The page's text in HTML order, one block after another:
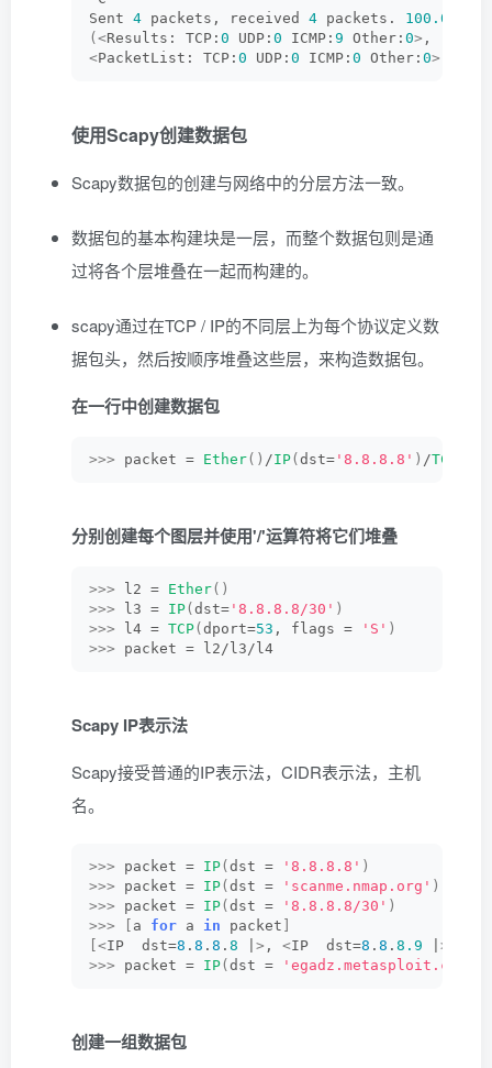
Sent 4 packets, received 4 packets. 100.0
(<Results: TCP: 0 UDP: 0 ICMP: 9 Other: 0> ,
<PacketList: TCP: 0 UDP: 0 ICMP: 0 Other: 0>)
使用Scapy创建数据包
Scapy数据包的创建与网络中的分层方法一致。
数据包的基本构建块是一层，而整个数据包则是通
过将各个层堆叠在一起而构建的。
scapy通过在TCP / IP的不同层上为每个协议定义数
据包头，然后按顺序堆叠这些层，来构造数据包。
在一行中创建数据包
>>> packet = Ether() /IP(dst= '8.8.8.8' ) /TCP
分别创建每个图层并使用'/'运算符将它们堆叠
>>> l2 = Ether()
>>> l3 = IP(dst= '8.8.8.8/30' )
>>> l4 = TCP(dport=53 , flags = 'S' )
>>> packet = l2/l3/l4
Scapy IP表示法
Scapy接受普通的IP表示法，CIDR表示法，主机
名。
>>> packet = IP(dst = '8.8.8.8' )
>>> packet = IP(dst = 'scanme.nmap.org' )
>>> packet = IP(dst = '8.8.8.8/30' )
>>>
[ a for a in packet ]
[<IP  dst=8 . 8 . 8 . 8 > , <IP  dst=8 . 8 . 8.9 >
>>> packet = IP(dst = 'egadz.metasploit.com/
创建一组数据包